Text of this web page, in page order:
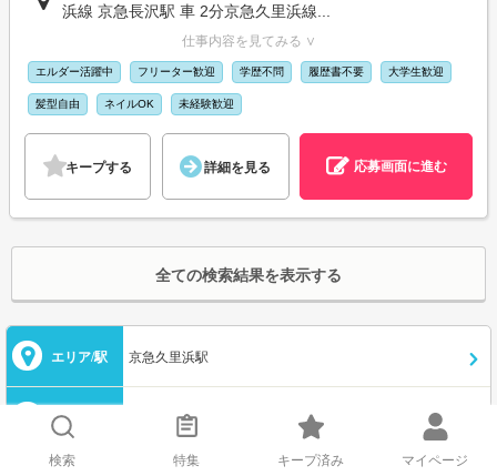
浜線 京急長沢駅 車 2分京急久里浜線...
仕事内容を見てみる ∨
エルダー活躍中 フリーター歓迎 学歴不問 履歴書不要 大学生歓迎
髪型自由 ネイルOK 未経験歓迎
キープする 詳細を見る 応募画面に進む
全ての検索結果を表示する
エリア/駅 京急久里浜駅
職種 選択してください
検索 特集 キープ済み マイページ